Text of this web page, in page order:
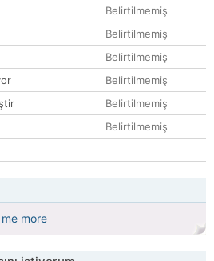
Belirtilmemiş
Belirtilmemiş
Belirtilmemiş
Belirtilmemiş
Belirtilmemiş
Belirtilmemiş
more